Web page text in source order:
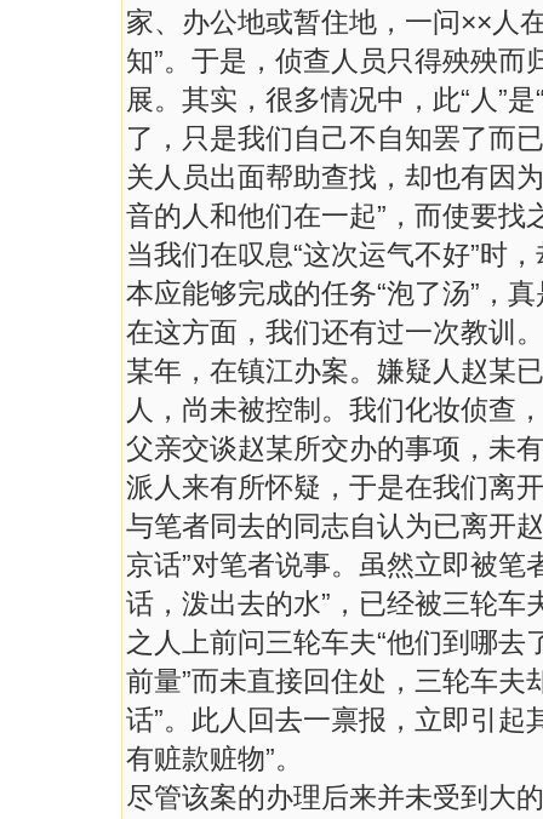
家、办公地或暂住地，一问××人
知”。于是，侦查人员只得殃殃
展。其实，很多情况中，此“人”
了，只是我们自己不自知罢了而
关人员出面帮助查找，却也有因
音的人和他们在一起”，而使要找
当我们在叹息“这次运气不好”时
本应能够完成的任务“泡了汤”，
在这方面，我们还有过一次教训。
某年，在镇江办案。嫌疑人赵某
人，尚未被控制。我们化妆侦查
父亲交谈赵某所交办的事项，未
派人来有所怀疑，于是在我们离
与笔者同去的同志自认为已离开
京话”对笔者说事。虽然立即被笔
话，泼出去的水”，已经被三轮
之人上前问三轮车夫“他们到哪去
前量”而未直接回住处，三轮车夫
话”。此人回去一禀报，立即引起
有赃款赃物”。
尽管该案的办理后来并未受到大